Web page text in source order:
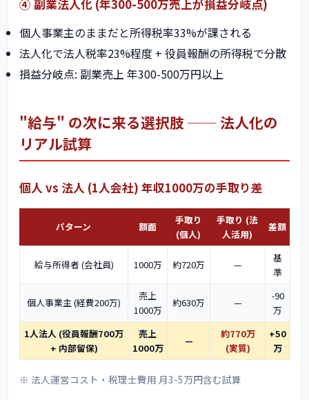
④ 副業法人化 (年300-500万売上が損益分岐点)
個人事業主のままだと所得税率33%が課される
法人化で法人税率23%程度 + 役員報酬の所得税で分散
損益分岐点: 副業売上 年300-500万円以上
"給与" の次に来る選択肢 ── 法人化の
リアル試算
個人 vs 法人 (1人会社) 年収1000万の手取り差
パターン 額面
手取り
(個人)
手取り (法
人活用)
差額
給与所得者 (会社員) 1000万 約720万 —
基
準
個人事業主 (経費200万)
売上
1000万
約630万 —
-90
万
1人法人 (役員報酬700万
+ 内部留保)
売上
1000万
—
約770万
(実質)
+50
万
※ 法人運営コスト・税理士費用 月3-5万円含む試算